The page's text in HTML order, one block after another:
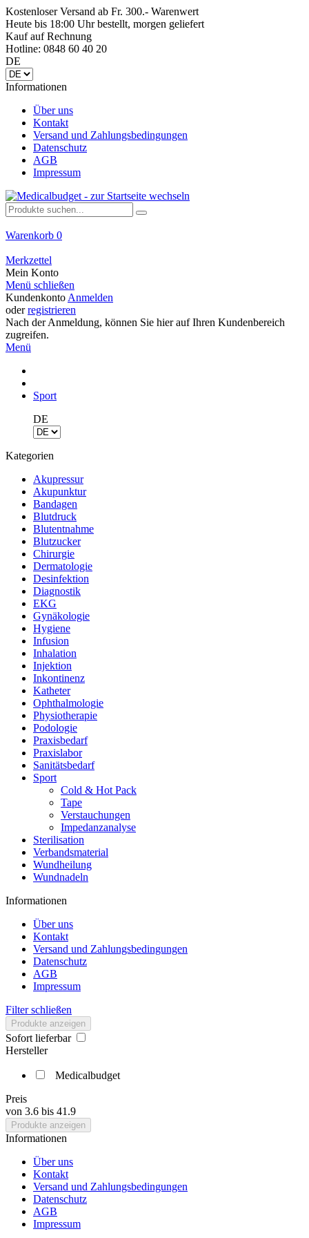
Kostenloser Versand ab Fr. 300.- Warenwert
Heute bis 18:00 Uhr bestellt, morgen geliefert
Kauf auf Rechnung
Hotline: 0848 60 40 20
DE
Informationen
Über uns
Kontakt
Versand und Zahlungsbedingungen
Datenschutz
AGB
Impressum
Warenkorb 0
Merkzettel
Mein Konto
Menü schließen
Kundenkonto Anmelden
oderregistrieren
Nach der Anmeldung, können Sie hier auf Ihren Kundenbereich
zugreifen.
Menü
Sport
DE
Kategorien
Akupressur
Akupunktur
Bandagen
Blutdruck
Blutentnahme
Blutzucker
Chirurgie
Dermatologie
Desinfektion
Diagnostik
EKG
Gynäkologie
Hygiene
Infusion
Inhalation
Injektion
Inkontinenz
Katheter
Ophthalmologie
Physiotherapie
Podologie
Praxisbedarf
Praxislabor
Sanitätsbedarf
Sport
Cold & Hot Pack
Tape
Verstauchungen
Impedanzanalyse
Sterilisation
Verbandsmaterial
Wundheilung
Wundnadeln
Informationen
Über uns
Kontakt
Versand und Zahlungsbedingungen
Datenschutz
AGB
Impressum
Filter schließen
Produkte anzeigen
Sofort lieferbar
Hersteller
Medicalbudget
Preis
von 3.6 bis 41.9
Produkte anzeigen
Informationen
Über uns
Kontakt
Versand und Zahlungsbedingungen
Datenschutz
AGB
Impressum